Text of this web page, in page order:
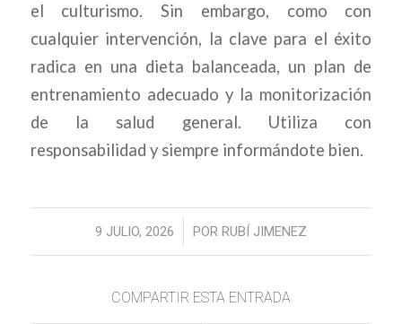
el culturismo. Sin embargo, como con
cualquier intervención, la clave para el éxito
radica en una dieta balanceada, un plan de
entrenamiento adecuado y la monitorización
de la salud general. Utiliza con
responsabilidad y siempre informándote bien.
9 JULIO, 2026
/ POR RUBÍ JIMENEZ
COMPARTIR ESTA ENTRADA